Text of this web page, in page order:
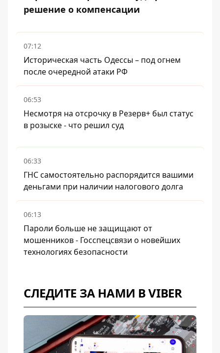
решение о компенсации
07:12
Историческая часть Одессы – под огнем
после очередной атаки РФ
06:53
Несмотря на отсрочку в Резерв+ был статус
в розыске - что решил суд
06:33
ГНС самостоятельно распорядится вашими
деньгами при наличии налогового долга
06:13
Пароли больше не защищают от
мошенников - Госспецсвязи о новейших
технологиях безопасности
СЛЕДИТЕ ЗА НАМИ В VIBER